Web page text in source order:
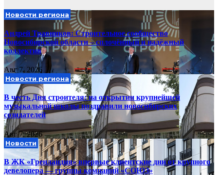
Новости региона
Андрей Травников: Строительное сообщество
Новосибирской области – сплочённый и надёжный
коллектив
Авг 7, 2026
Новости региона
В честь Дня строителя: на открытии крупнейшей
музыкальной школы поздравили новосибирских
созидателей
Авг 7, 2026
Новости
В ЖК «Гренландия» впервые клиентские дни от крупного
девелопера — группы компаний «СОЮЗ»